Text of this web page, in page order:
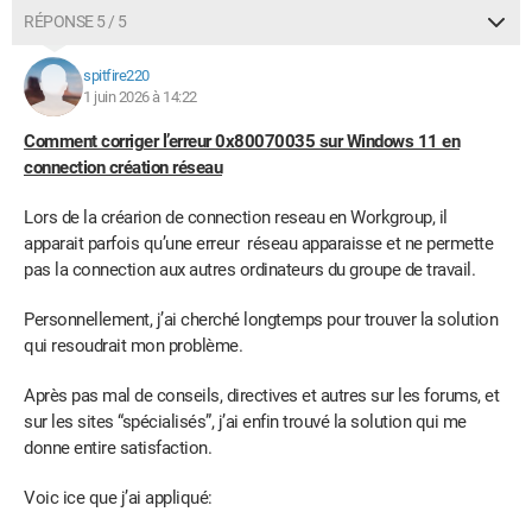
RÉPONSE 5 / 5
spitfire220
1 juin 2026 à 14:22
Comment corriger l’erreur 0x80070035 sur Windows 11 en
connection création réseau
Lors de la créarion de connection reseau en Workgroup, il
apparait parfois qu’une erreur réseau apparaisse et ne permette
pas la connection aux autres ordinateurs du groupe de travail.
Personnellement, j’ai cherché longtemps pour trouver la solution
qui resoudrait mon problème.
Après pas mal de conseils, directives et autres sur les forums, et
sur les sites “spécialisés”, j’ai enfin trouvé la solution qui me
donne entire satisfaction.
Voic ice que j’ai appliqué: